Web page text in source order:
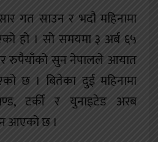
गत साउन र भदौ महिनामा
हो । सो समयमा ३ अर्ब ६५
रुपैयाँको सुन नेपालले आयात
छ । बितेका दुई महिनामा
टर्की र युनाइटेड अरब
आएको छ ।